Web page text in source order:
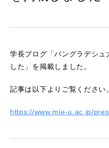
学長ブログ「バングラデシュ
した」を掲載しました。
記事は以下よりご覧ください。
https://www.mie-u.ac.jp/